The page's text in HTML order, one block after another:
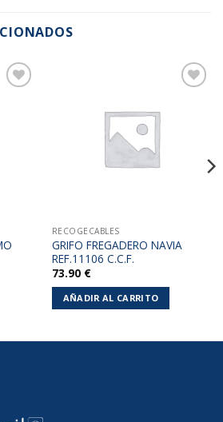
RECOGECABLES
GRIFO FREGADERO NAVIA
REF.11106 C.C.F.
73.90 €
AÑADIR AL CARRITO